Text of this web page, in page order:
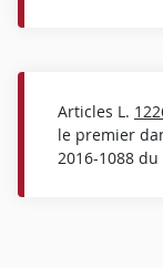
Articles L.
le premier
2016-1088